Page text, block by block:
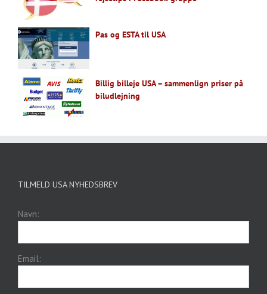
Pas og ESTA til USA
Billig billeje USA – sammenlign priser på
biludlejning
TILMELD USA NYHEDSBREV
Navn:
Email: